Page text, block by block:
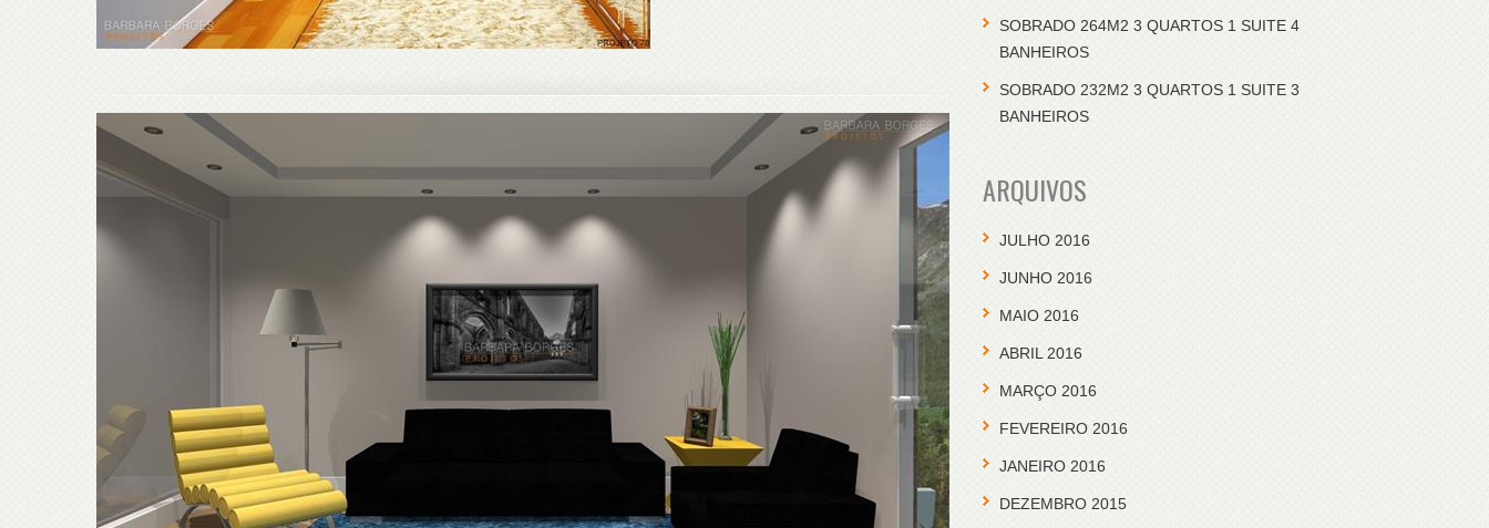
SOBRADO 264M2 3 QUARTOS 1 SUITE 4
BANHEIROS
SOBRADO 232M2 3 QUARTOS 1 SUITE 3
BANHEIROS
ARQUIVOS
JULHO 2016
JUNHO 2016
MAIO 2016
ABRIL 2016
MARÇO 2016
FEVEREIRO 2016
JANEIRO 2016
DEZEMBRO 2015